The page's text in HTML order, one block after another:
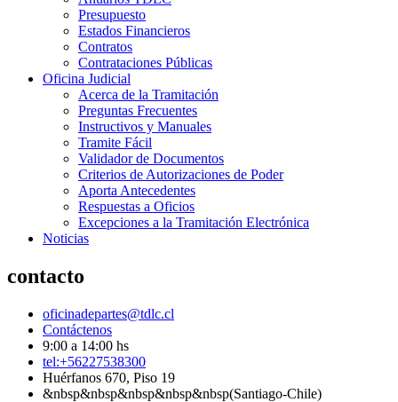
Presupuesto
Estados Financieros
Contratos
Contrataciones Públicas
Oficina Judicial
Acerca de la Tramitación
Preguntas Frecuentes
Instructivos y Manuales
Tramite Fácil
Validador de Documentos
Criterios de Autorizaciones de Poder
Aporta Antecedentes
Respuestas a Oficios
Excepciones a la Tramitación Electrónica
Noticias
contacto
oficinadepartes@tdlc.cl
Contáctenos
9:00 a 14:00 hs
tel:+56227538300
Huérfanos 670, Piso 19
&nbsp&nbsp&nbsp&nbsp&nbsp(Santiago-Chile)